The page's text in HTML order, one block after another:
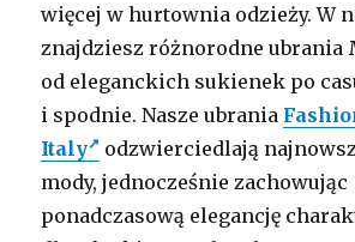
więcej w hurtownia odzieży. W
znajdziesz różnorodne ubrania
od eleganckich sukienek po
i spodnie. Nasze ubrania
Italy
odzwierciedlają
mody, jednocześnie zachowując
ponadczasową elegancję